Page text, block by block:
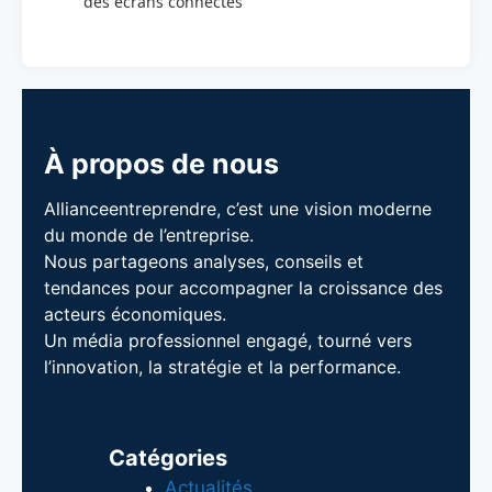
À propos de nous
Allianceentreprendre, c’est une vision moderne
du monde de l’entreprise.
Nous partageons analyses, conseils et
tendances pour accompagner la croissance des
acteurs économiques.
Un média professionnel engagé, tourné vers
l’innovation, la stratégie et la performance.
Catégories
Actualités